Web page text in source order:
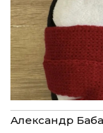
Александр